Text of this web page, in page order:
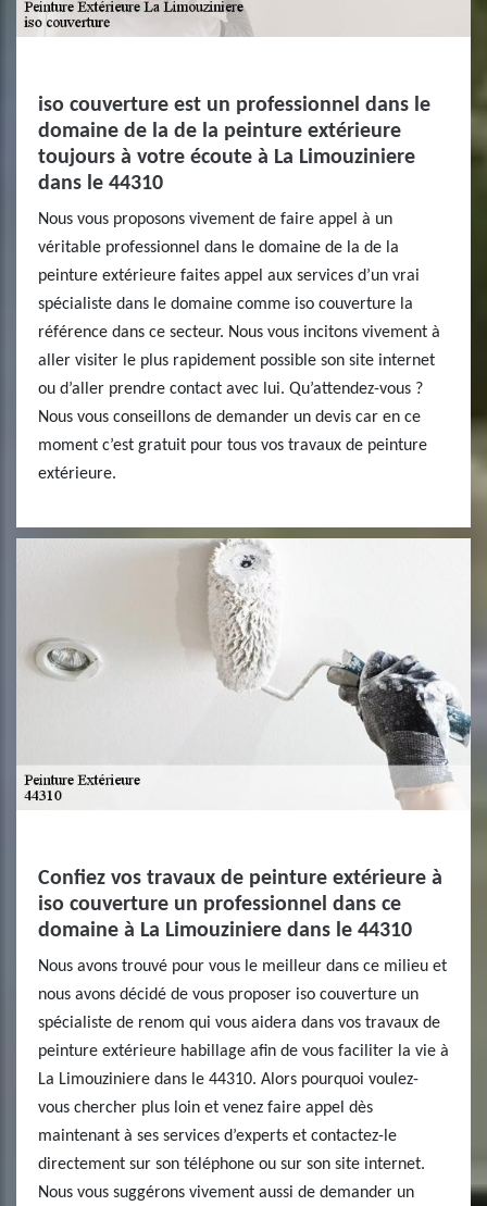
iso couverture est un professionnel dans le
domaine de la de la peinture extérieure
toujours à votre écoute à La Limouziniere
dans le 44310
Nous vous proposons vivement de faire appel à un
véritable professionnel dans le domaine de la de la
peinture extérieure faites appel aux services d’un vrai
spécialiste dans le domaine comme iso couverture la
référence dans ce secteur. Nous vous incitons vivement à
aller visiter le plus rapidement possible son site internet
ou d’aller prendre contact avec lui. Qu’attendez-vous ?
Nous vous conseillons de demander un devis car en ce
moment c’est gratuit pour tous vos travaux de peinture
extérieure.
Confiez vos travaux de peinture extérieure à
iso couverture un professionnel dans ce
domaine à La Limouziniere dans le 44310
Nous avons trouvé pour vous le meilleur dans ce milieu et
nous avons décidé de vous proposer iso couverture un
spécialiste de renom qui vous aidera dans vos travaux de
peinture extérieure habillage afin de vous faciliter la vie à
La Limouziniere dans le 44310. Alors pourquoi voulez-
vous chercher plus loin et venez faire appel dès
maintenant à ses services d’experts et contactez-le
directement sur son téléphone ou sur son site internet.
Nous vous suggérons vivement aussi de demander un